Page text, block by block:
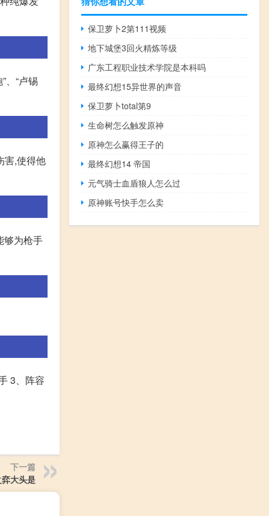
、“卢锡
害,使得他
够为枪手
3、阵容
下一篇
大头是
保卫萝卜2第111视频
地下城堡3回火精炼等级
广东工程职业技术学院是本科吗
最终幻想15异世界的声音
保卫萝卜total第9
生命树怎么触发原神
原神怎么赢得王子的
最终幻想14 帝国
元气骑士血盾狼人怎么过
原神账号快手怎么卖